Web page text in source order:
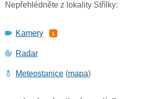
Nepřehlédněte z lokality Střílky:
Kamery 1
Radar
Meteostanice (mapa)